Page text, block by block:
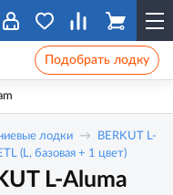
Подобрать лодку
лодки
BERKUT L-
(L, базовая + 1 цвет)
L-Aluma